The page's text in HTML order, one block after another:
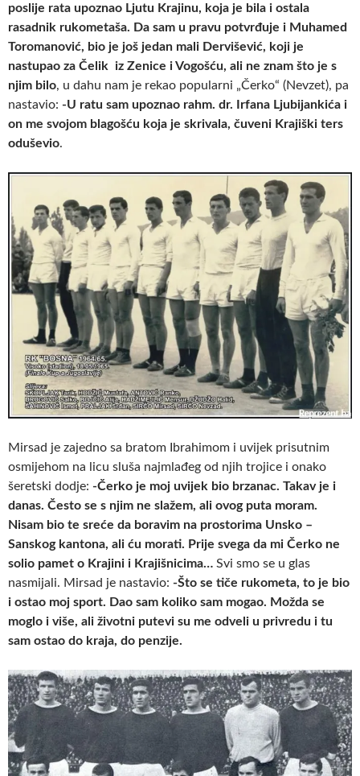
poslije rata upoznao Ljutu Krajinu, koja je bila i ostala
rasadnik rukometaša. Da sam u pravu potvrđuje i Muhamed
Toromanović, bio je još jedan mali Dervišević, koji je
nastupao za Čelik iz Zenice i Vogošću, ali ne znam što je s
njim bilo, u dahu nam je rekao popularni „Čerko“ (Nevzet), pa
nastavio: -U ratu sam upoznao rahm. dr. Irfana Ljubijankića i
on me svojom blagošću koja je skrivala, čuveni Krajiški ters
oduševio.
Mirsad je zajedno sa bratom Ibrahimom i uvijek prisutnim
osmijehom na licu sluša najmlađeg od njih trojice i onako
šeretski dodje: -Čerko je moj uvijek bio brzanac. Takav je i
danas. Često se s njim ne slažem, ali ovog puta moram.
Nisam bio te sreće da boravim na prostorima Unsko –
Sanskog kantona, ali ću morati. Prije svega da mi Čerko ne
solio pamet o Krajini i Krajišnicima… Svi smo se u glas
nasmijali. Mirsad je nastavio: -Što se tiče rukometa, to je bio
i ostao moj sport. Dao sam koliko sam mogao. Možda se
moglo i više, ali životni putevi su me odveli u privredu i tu
sam ostao do kraja, do penzije.